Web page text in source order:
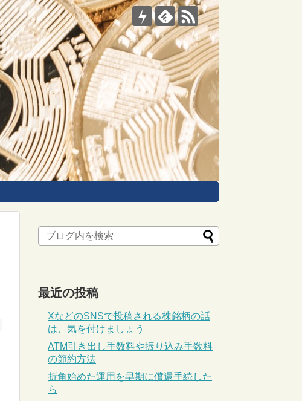
最近の投稿
XなどのSNSで投稿される株銘柄の話
は、気を付けましょう
ATM引き出し手数料や振り込み手数料
の節約方法
折角始めた運用を早期に償還手続した
ら